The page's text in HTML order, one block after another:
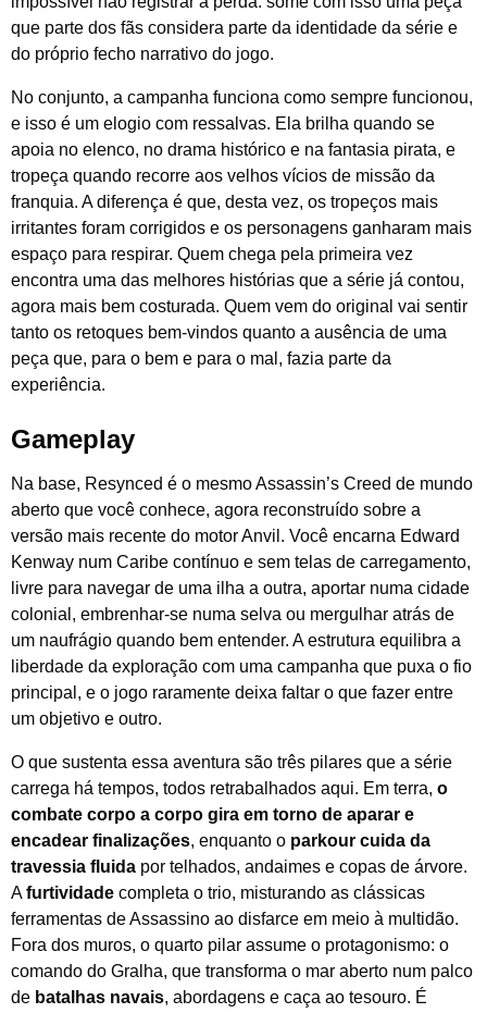
que parte dos fãs considera parte da identidade da série e
do próprio fecho narrativo do jogo.
No conjunto, a campanha funciona como sempre funcionou,
e isso é um elogio com ressalvas. Ela brilha quando se
apoia no elenco, no drama histórico e na fantasia pirata, e
tropeça quando recorre aos velhos vícios de missão da
franquia. A diferença é que, desta vez, os tropeços mais
irritantes foram corrigidos e os personagens ganharam mais
espaço para respirar. Quem chega pela primeira vez
encontra uma das melhores histórias que a série já contou,
agora mais bem costurada. Quem vem do original vai sentir
tanto os retoques bem-vindos quanto a ausência de uma
peça que, para o bem e para o mal, fazia parte da
experiência.
Gameplay
Na base, Resynced é o mesmo Assassin’s Creed de mundo
aberto que você conhece, agora reconstruído sobre a
versão mais recente do motor Anvil. Você encarna Edward
Kenway num Caribe contínuo e sem telas de carregamento,
livre para navegar de uma ilha a outra, aportar numa cidade
colonial, embrenhar-se numa selva ou mergulhar atrás de
um naufrágio quando bem entender. A estrutura equilibra a
liberdade da exploração com uma campanha que puxa o fio
principal, e o jogo raramente deixa faltar o que fazer entre
um objetivo e outro.
O que sustenta essa aventura são três pilares que a série
carrega há tempos, todos retrabalhados aqui. Em terra, o
combate corpo a corpo gira em torno de aparar e
encadear finalizações, enquanto o parkour cuida da
travessia fluida por telhados, andaimes e copas de árvore.
Afurtividade completa o trio, misturando as clássicas
ferramentas de Assassino ao disfarce em meio à multidão.
Fora dos muros, o quarto pilar assume o protagonismo: o
comando do Gralha, que transforma o mar aberto num palco
de batalhas navais, abordagens e caça ao tesouro. É